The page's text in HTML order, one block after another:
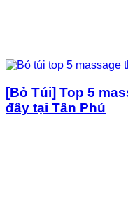
[Bỏ Túi] Top 5
đây tại Tân Phú